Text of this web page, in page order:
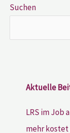
Suchen
Aktuelle
LRS im Job
mehr kostet